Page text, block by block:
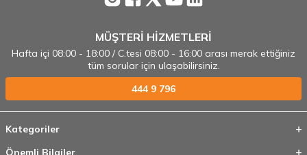
MÜŞTERİ HİZMETLERİ
Hafta içi 08:00 - 18:00 / C.tesi 08:00 - 16:00 arası merak ettiğiniz
tüm sorular için ulaşabilirsiniz.
444 9 796
Kategoriler
Önemli Bilgiler